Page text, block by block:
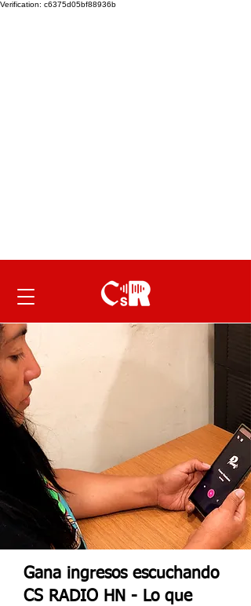
Verification: c6375d05bf88936b
Gana ingresos escuchando
CS RADIO HN - Lo que